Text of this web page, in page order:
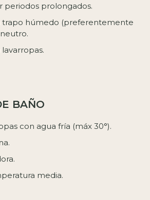
periodos prolongados.
trapo húmedo (preferentemente
BAÑO
con agua fría (máx 30°).
media.